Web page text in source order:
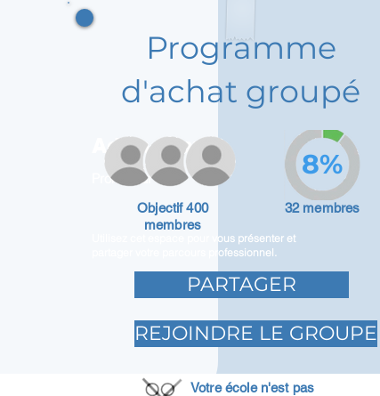
Adam Caar
Promoteur
Utilisez cet espace pour vous présenter et
partager votre parcours professionnel.
Programme
d'achat groupé
Objectif 400
membres
32 membres
8%
PARTAGER
REJOINDRE LE GROUPE
Votre école n'est pas